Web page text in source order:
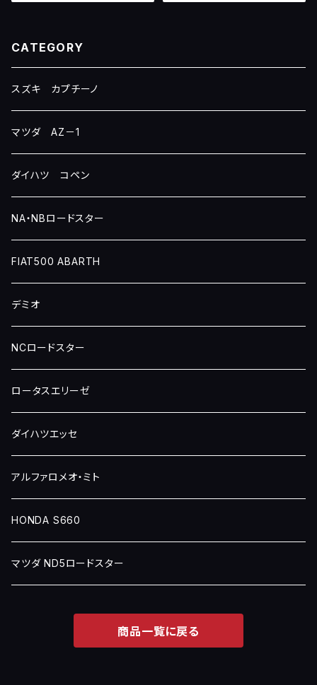
CATEGORY
スズキ カプチーノ
マツダ AZ－1
ダイハツ コペン
NA・NBロードスター
FIAT500 ABARTH
デミオ
NCロードスター
ロータスエリーゼ
ダイハツエッセ
アルファロメオ・ミト
HONDA S660
マツダ ND5ロードスター
商品一覧に戻る